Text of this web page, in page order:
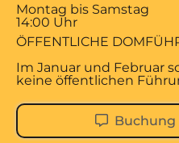
Montag bis Samstag
14:00 Uhr
ÖFFENTLICHE
Im Januar und Februar
keine öffentlichen